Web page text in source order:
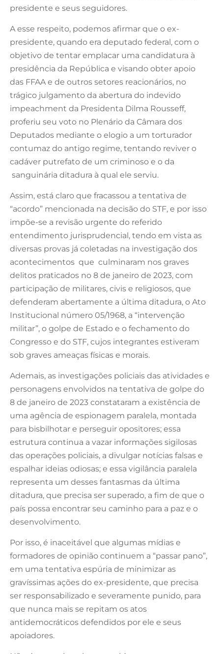
presidente e seus seguidores.
A esse respeito, podemos afirmar que o ex-
presidente, quando era deputado federal, com o
objetivo de tentar emplacar uma candidatura à
presidência da República e visando obter apoio
das FFAA e de outros setores reacionários, no
trágico julgamento da abertura do indevido
impeachment da Presidenta Dilma Rousseff,
proferiu seu voto no Plenário da Câmara dos
Deputados mediante o elogio a um torturador
contumaz do antigo regime, tentando reviver o
cadáver putrefato de um criminoso e o da
sanguinária ditadura à qual ele serviu.
Assim, está claro que fracassou a tentativa de
“acordo” mencionada na decisão do STF, e por isso
impõe-se a revisão urgente do referido
entendimento jurisprudencial, tendo em vista as
diversas provas já coletadas na investigação dos
acontecimentos que culminaram nos graves
delitos praticados no 8 de janeiro de 2023, com
participação de militares, civis e religiosos, que
defenderam abertamente a última ditadura, o Ato
Institucional número 05/1968, a “intervenção
militar”, o golpe de Estado e o fechamento do
Congresso e do STF, cujos integrantes estiveram
sob graves ameaças físicas e morais.
Ademais, as investigações policiais das atividades e
personagens envolvidos na tentativa de golpe do
8 de janeiro de 2023 constataram a existência de
uma agência de espionagem paralela, montada
para bisbilhotar e perseguir opositores; essa
estrutura continua a vazar informações sigilosas
das operações policiais, a divulgar notícias falsas e
espalhar ideias odiosas; e essa vigilância paralela
representa um desses fantasmas da última
ditadura, que precisa ser superado, a fim de que o
país possa encontrar seu caminho para a paz e o
desenvolvimento.
Por isso, é inaceitável que algumas mídias e
formadores de opinião continuem a “passar pano”,
em uma tentativa espúria de minimizar as
gravíssimas ações do ex-presidente, que precisa
ser responsabilizado e severamente punido, para
que nunca mais se repitam os atos
antidemocráticos defendidos por ele e seus
apoiadores.